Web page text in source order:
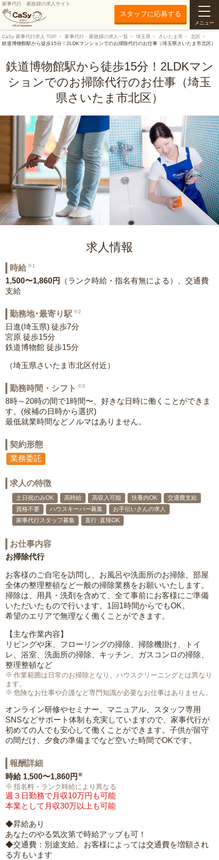
家事代行・家政婦の求人サイト
スタッフに応募する
メニュー
CaSy 家事代行求人 TOP 家事代行・家政婦の求人一覧 埼玉県 さいたま市
北区
鉄道博物館駅から徒歩15分！2LDKマンションでのお掃除代行のお仕事（埼玉県さいたま市北区）
鉄道博物館駅から徒歩15分！2LDKマン
ションでのお掃除代行のお仕事（埼玉
県さいたま市北区）
求人情報
時給 ※1
1,500〜1,860円
（ランク時給・指名有無による）、交通費
支給
勤務地･最寄り駅 ※2
日進(埼玉県) 徒歩7分
宮原 徒歩15分
鉄道博物館 徒歩15分
（埼玉県さいたま市北区付近）
勤務時間・シフト ※3
8時～20時の間で1時間〜、好きな日時に働くことができま
す。(候補の日時から選択)
最低就業時間などノルマはありません。
契約形態
業務委託
求人の特徴
土日祝のみOK 高時給 高収入可能 扶養内OK
交通費支給
資格不要
ハウスキーパー募集
お手伝いさんの求人
家事代行スタッフ募集
直行･直帰OK
お仕事内容
お掃除代行
お客様のご自宅を訪問し、お風呂や洗面所のお掃除、部屋
全体の整理整頓など一般の掃除業務をお願いいたします。
掃除は、用具・洗剤を含めて、全て事前にお客様にご準備
いただいたもので行います。1回1時間からでもOK。
希望のエリアで無理なく働くことができます。
【主な作業内容】
リビングや床、フローリングの掃除、掃除機掛け、トイ
レ、浴室、洗面所の掃除、キッチン、ガスコンロの掃除、
整理整頓など
作業範囲は日常のお掃除となり、ハウスクリーニングとは異なり
ます。
危険なお仕事や介護など専門知識が必要なお仕事はありません。
オンライン研修やセミナー、マニュアル、スタッフ専用
SNSなどサポート体制も充実していますので、家事代行が
初めての人でも安心して働くことができます。子供が留守
の間だけ、夕食の準備までなど空いた時間でOKです。
報酬詳細
時給 1,500〜1,860円 ※
指名料・ランク時給により異なる
週３日勤務で月収10万円も可能
本業として月収30万以上も可能
◆昇給あり
あなたのやる気次第で時給アップも可！
◆交通費：別途支給。お客様によっては交通費を増額され
る方もいます